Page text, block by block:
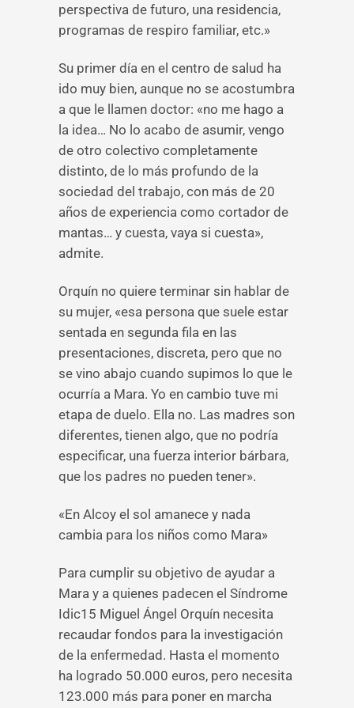
perspectiva de futuro, una residencia,
programas de respiro familiar, etc.»
Su primer día en el centro de salud ha
ido muy bien, aunque no se acostumbra
a que le llamen doctor: «no me hago a
la idea… No lo acabo de asumir, vengo
de otro colectivo completamente
distinto, de lo más profundo de la
sociedad del trabajo, con más de 20
años de experiencia como cortador de
mantas… y cuesta, vaya si cuesta»,
admite.
Orquín no quiere terminar sin hablar de
su mujer, «esa persona que suele estar
sentada en segunda fila en las
presentaciones, discreta, pero que no
se vino abajo cuando supimos lo que le
ocurría a Mara. Yo en cambio tuve mi
etapa de duelo. Ella no. Las madres son
diferentes, tienen algo, que no podría
especificar, una fuerza interior bárbara,
que los padres no pueden tener».
«En Alcoy el sol amanece y nada
cambia para los niños como Mara»
Para cumplir su objetivo de ayudar a
Mara y a quienes padecen el Síndrome
Idic15 Miguel Ángel Orquín necesita
recaudar fondos para la investigación
de la enfermedad. Hasta el momento
ha logrado 50.000 euros, pero necesita
123.000 más para poner en marcha